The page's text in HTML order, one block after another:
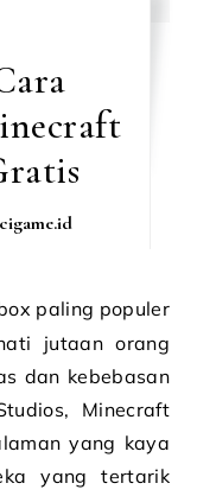
jutaan orang
dan kebebasan
Minecraft
yang kaya
yang tertarik